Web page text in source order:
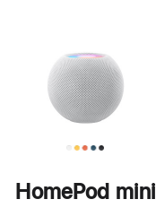
HomePod mini